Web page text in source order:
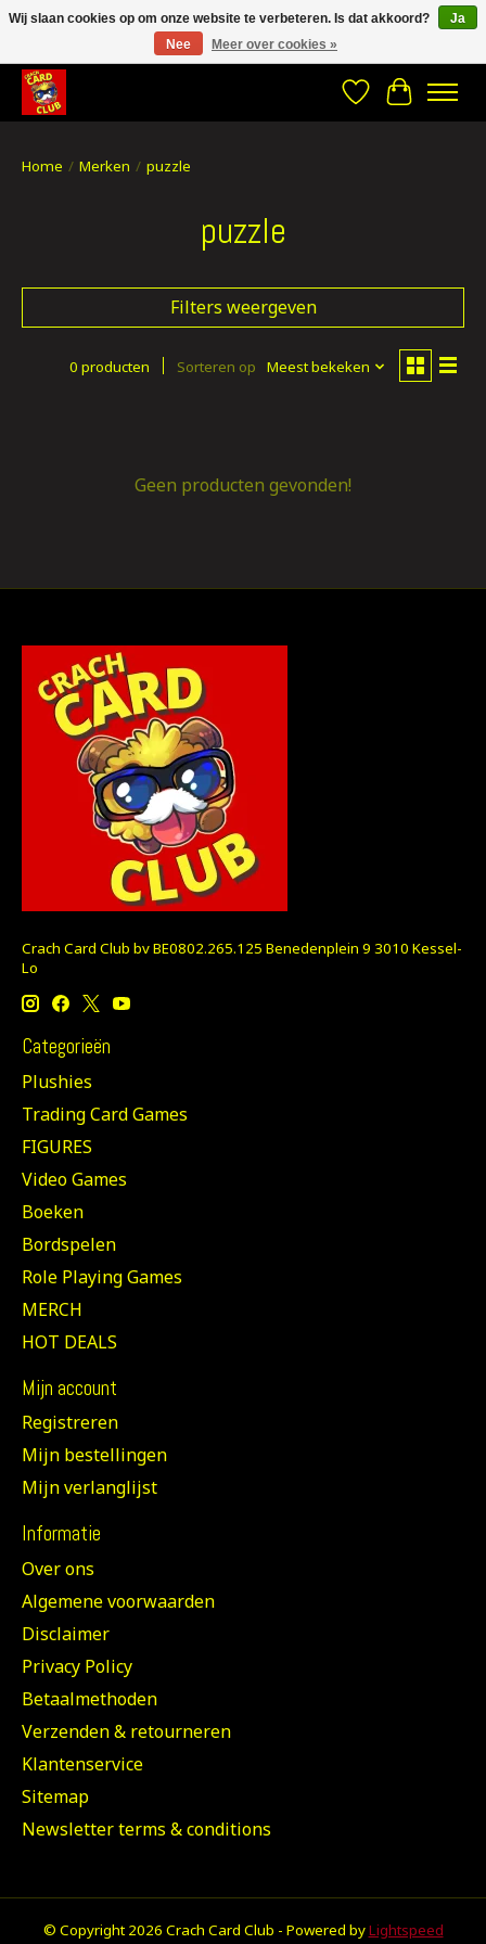
CRACH CARD CLUB , The best place to Geek out!
Verlanglijst
Home / Merken / puzzle
puzzle
Filters weergeven
0 producten Sorteren op Meest bekeken
Geen producten gevonden!
Crach Card Club bv BE0802.265.125 Benedenplein 9 3010 Kessel-
Lo
Categorieën
Plushies
Trading Card Games
FIGURES
Video Games
Boeken
Bordspelen
Role Playing Games
MERCH
HOT DEALS
Mijn account
Registreren
Mijn bestellingen
Mijn verlanglijst
Informatie
Over ons
Algemene voorwaarden
Disclaimer
Privacy Policy
Betaalmethoden
Verzenden & retourneren
Klantenservice
Sitemap
Newsletter terms & conditions
© Copyright 2026 Crach Card Club - Powered byLightspeed
Wij slaan cookies op om onze website te verbeteren. Is dat akkoord?
Ja
Nee
Meer over cookies »